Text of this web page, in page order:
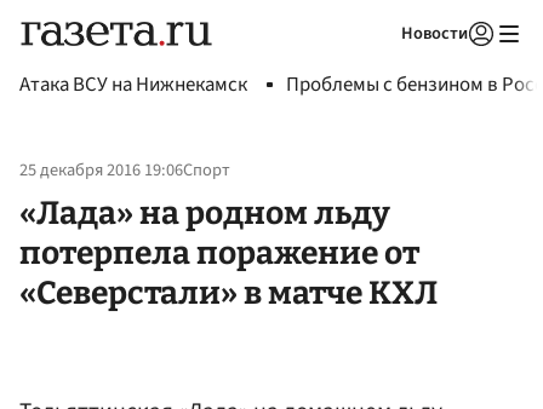
Новости
Атака ВСУ на Нижнекамск Проблемы с бензином в
25 декабря 2016 19:06Спорт
«Лада» на родном льду
потерпела поражение от
«Северстали» в матче КХЛ